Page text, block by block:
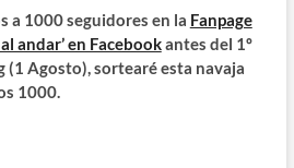
a 1000 seguidores en la Fanpage
andar’ en Facebookantes del 1º
(1 Agosto), sortearé esta navaja
1000.